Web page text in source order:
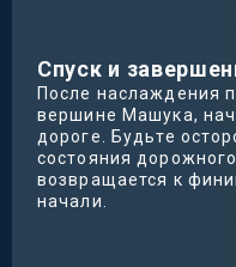
Спуск и
После наслаждения
вершине Машука,
дороге. Будьте
состояния
возвращается к
начали.